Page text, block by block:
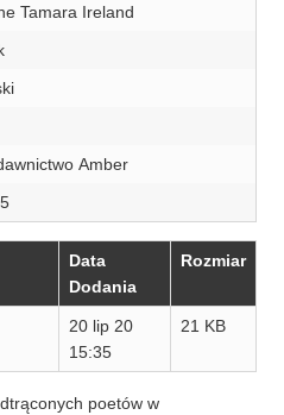
Tamara Ireland
Amber
Data
Dodania
Rozmiar
20 lip 20
15:35
21 KB
poetów w